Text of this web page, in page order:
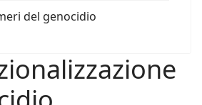
del genocidio